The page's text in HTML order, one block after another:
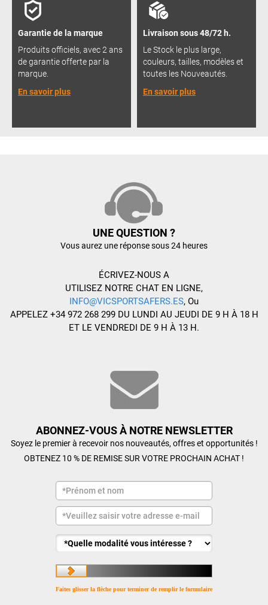
Garantie de la marque
Produits officiels, avec 2 ans
de garantie offerte par la
marque.
En savoir plus
Livraison sous 48/72 h.
Le Stock le plus large,
couleurs, tailles, modèles et
toutes les Nouveautés.
En savoir plus
UNE QUESTION ?
Vous aurez une réponse sous 24 heures
ÉCRIVEZ-NOUS A
UTILISEZ NOTRE CHAT EN LIGNE,
INFO@VICSPORTSAFERS.ES, Ou
APPELEZ +34 972 268 299 DU LUNDI AU JEUDI DE 9 H À 18 H
ET LE VENDREDI DE 9 H À 13 H.
ABONNEZ-VOUS À NOTRE NEWSLETTER
Soyez le premier à recevoir nos nouveautés, offres et opportunités !
OBTENEZ 10 % DE REMISE SUR VOTRE PROCHAIN ACHAT !
Faites glisser la flèche pour terminer de remplir le formulaire